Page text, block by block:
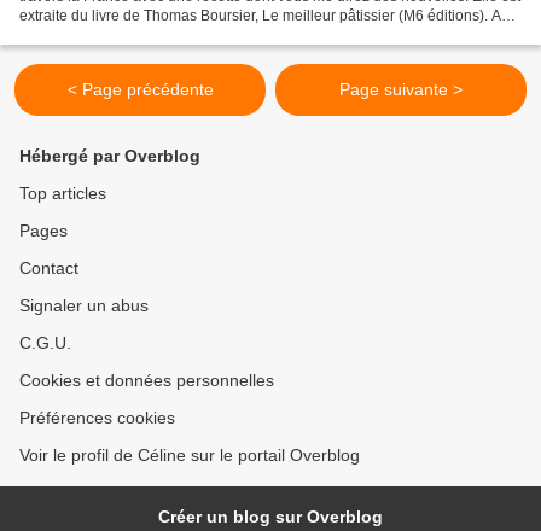
extraite du livre de Thomas Boursier, Le meilleur pâtissier (M6 éditions). A
< Page précédente Page suivante >
Hébergé par Overblog
Top articles
Pages
Contact
Signaler un abus
C.G.U.
Cookies et données personnelles
Préférences cookies
Voir le profil de Céline sur le portail Overblog
Créer un blog sur Overblog